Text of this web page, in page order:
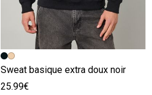
Image précédente
Image suivante
Sweat basique extra doux noir
25.99€